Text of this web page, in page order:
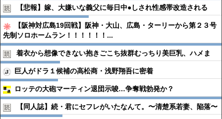
【悲報】嫁、大嫌いな義父に毎日中●︎しされ性感帯改造される
【阪神対広島19回戦】阪神・大山、広島・ターリーから第２３号
先制ソロホームラン！！！！！！...
着衣から想像できない抱きごこち抜群むっちり美巨乳、ハメま
巨人がドラ１候補の高松商・浅野翔吾に密着
ロッテの大砲マーティン退団示唆…争奪戦勃発か？
【同人誌】続・君にセフレがいたなんて。〜清楚系若妻、陥落〜